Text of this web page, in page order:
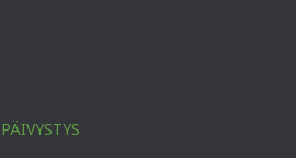
PÄIVYSTYS